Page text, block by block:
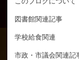
図書館関連記事
学校給食関連
市政・市議会関連記